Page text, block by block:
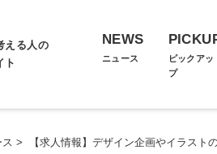
える人の
ト
NEWS
ニュース
ピックアッ
プ
ス > 【求人情報】デザイン企画やイラス